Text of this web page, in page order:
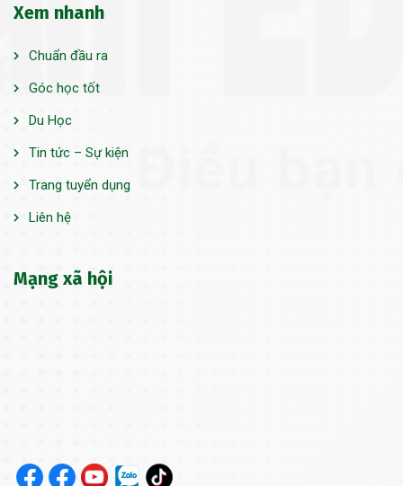
Xem nhanh
Chuẩn đầu ra
Góc học tốt
Du Học
Tin tức – Sự kiện
Trang tuyển dụng
Liên hệ
Mạng xã hội